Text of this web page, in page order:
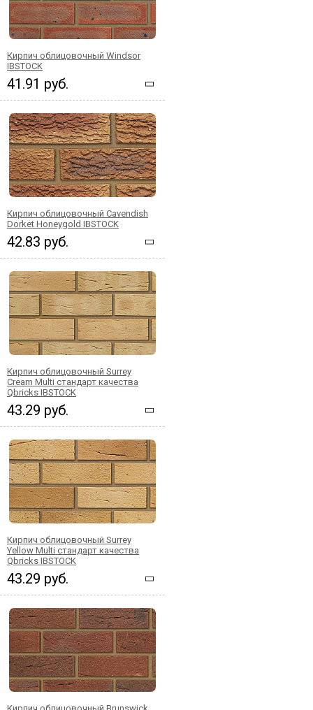
Кирпич облицовочный Windsor
IBSTOCK
41.91 руб.
Кирпич облицовочный Cavendish
Dorket Honeygold IBSTOCK
42.83 руб.
Кирпич облицовочный Surrey
Cream Multi стандарт качества
Qbricks IBSTOCK
43.29 руб.
Кирпич облицовочный Surrey
Yellow Multi стандарт качества
Qbricks IBSTOCK
43.29 руб.